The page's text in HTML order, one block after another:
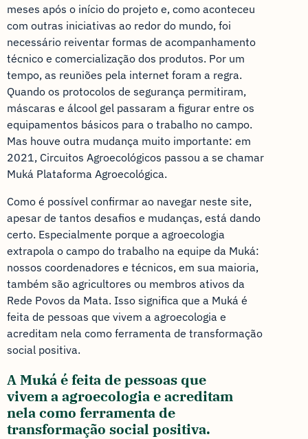
A Muká é feita de pessoas que
vivem a agroecologia e acreditam
nela como ferramenta de
transformação social positiva.
meses após o início do projeto e, como aconteceu
com outras iniciativas ao redor do mundo, foi
necessário reiventar formas de acompanhamento
técnico e comercialização dos produtos. Por um
tempo, as reuniões pela internet foram a regra.
Quando os protocolos de segurança permitiram,
máscaras e álcool gel passaram a figurar entre os
equipamentos básicos para o trabalho no campo.
Mas houve outra mudança muito importante: em
2021, Circuitos Agroecológicos passou a se chamar
Muká Plataforma Agroecológica.
Como é possível confirmar ao navegar neste site,
apesar de tantos desafios e mudanças, está dando
certo. Especialmente porque a agroecologia
extrapola o campo do trabalho na equipe da Muká:
nossos coordenadores e técnicos, em sua maioria,
também são agricultores ou membros ativos da
Rede Povos da Mata. Isso significa que a Muká é
feita de pessoas que vivem a agroecologia e
acreditam nela como ferramenta de transformação
social positiva.